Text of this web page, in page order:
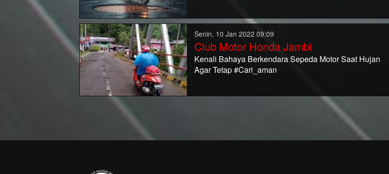
Senin, 10 Jan 2022 09:09
Club Motor Honda Jambi
Kenali Bahaya Berkendara Sepeda Motor Saat Hujan
Agar Tetap #Cari_aman